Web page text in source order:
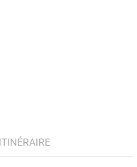
ITINÉRAIRE